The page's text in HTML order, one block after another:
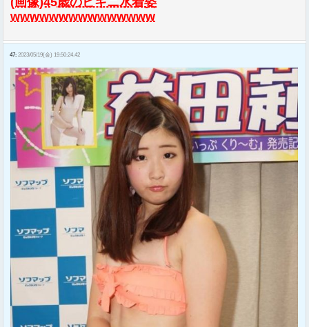
wwwwwwwwwwwwwww
47: 2023/05/19(金) 19:50:24.42